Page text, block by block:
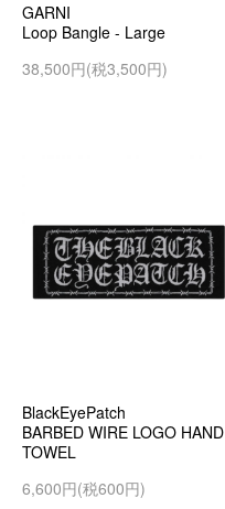
GARNI
Loop Bangle - Large
38,500円(税3,500円)
BlackEyePatch
BARBED WIRE LOGO HAND
TOWEL
6,600円(税600円)